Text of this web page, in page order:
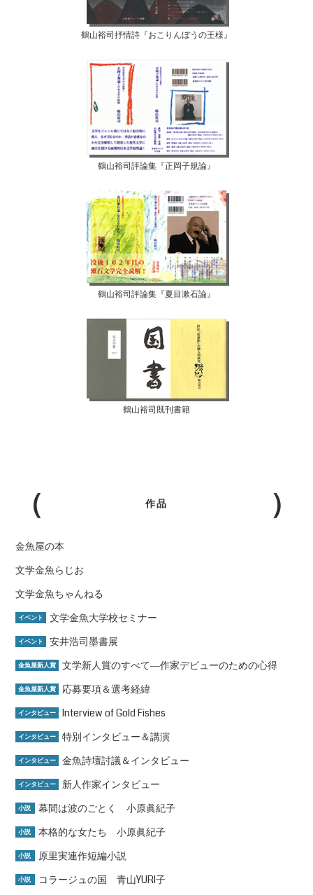
鶴山裕司抒情詩『おこりんぼうの王様』
鶴山裕司評論集『正岡子規論』
鶴山裕司評論集『夏目漱石論』
鶴山裕司既刊書籍
作品
金魚屋の本
文学金魚らじお
文学金魚ちゃんねる
イベント 文学金魚大学校セミナー
イベント 安井浩司墨書展
金魚屋新人賞 文学新人賞のすべて―作家デビューのための心得
金魚屋新人賞 応募要項＆選考経緯
インタビュー Interview of Gold Fishes
インタビュー 特別インタビュー＆講演
インタビュー 金魚詩壇討議＆インタビュー
インタビュー 新人作家インタビュー
小説 幕間は波のごとく 小原眞紀子
小説 本格的な女たち 小原眞紀子
小説 原里実連作短編小説
小説 コラージュの国 青山YURI子